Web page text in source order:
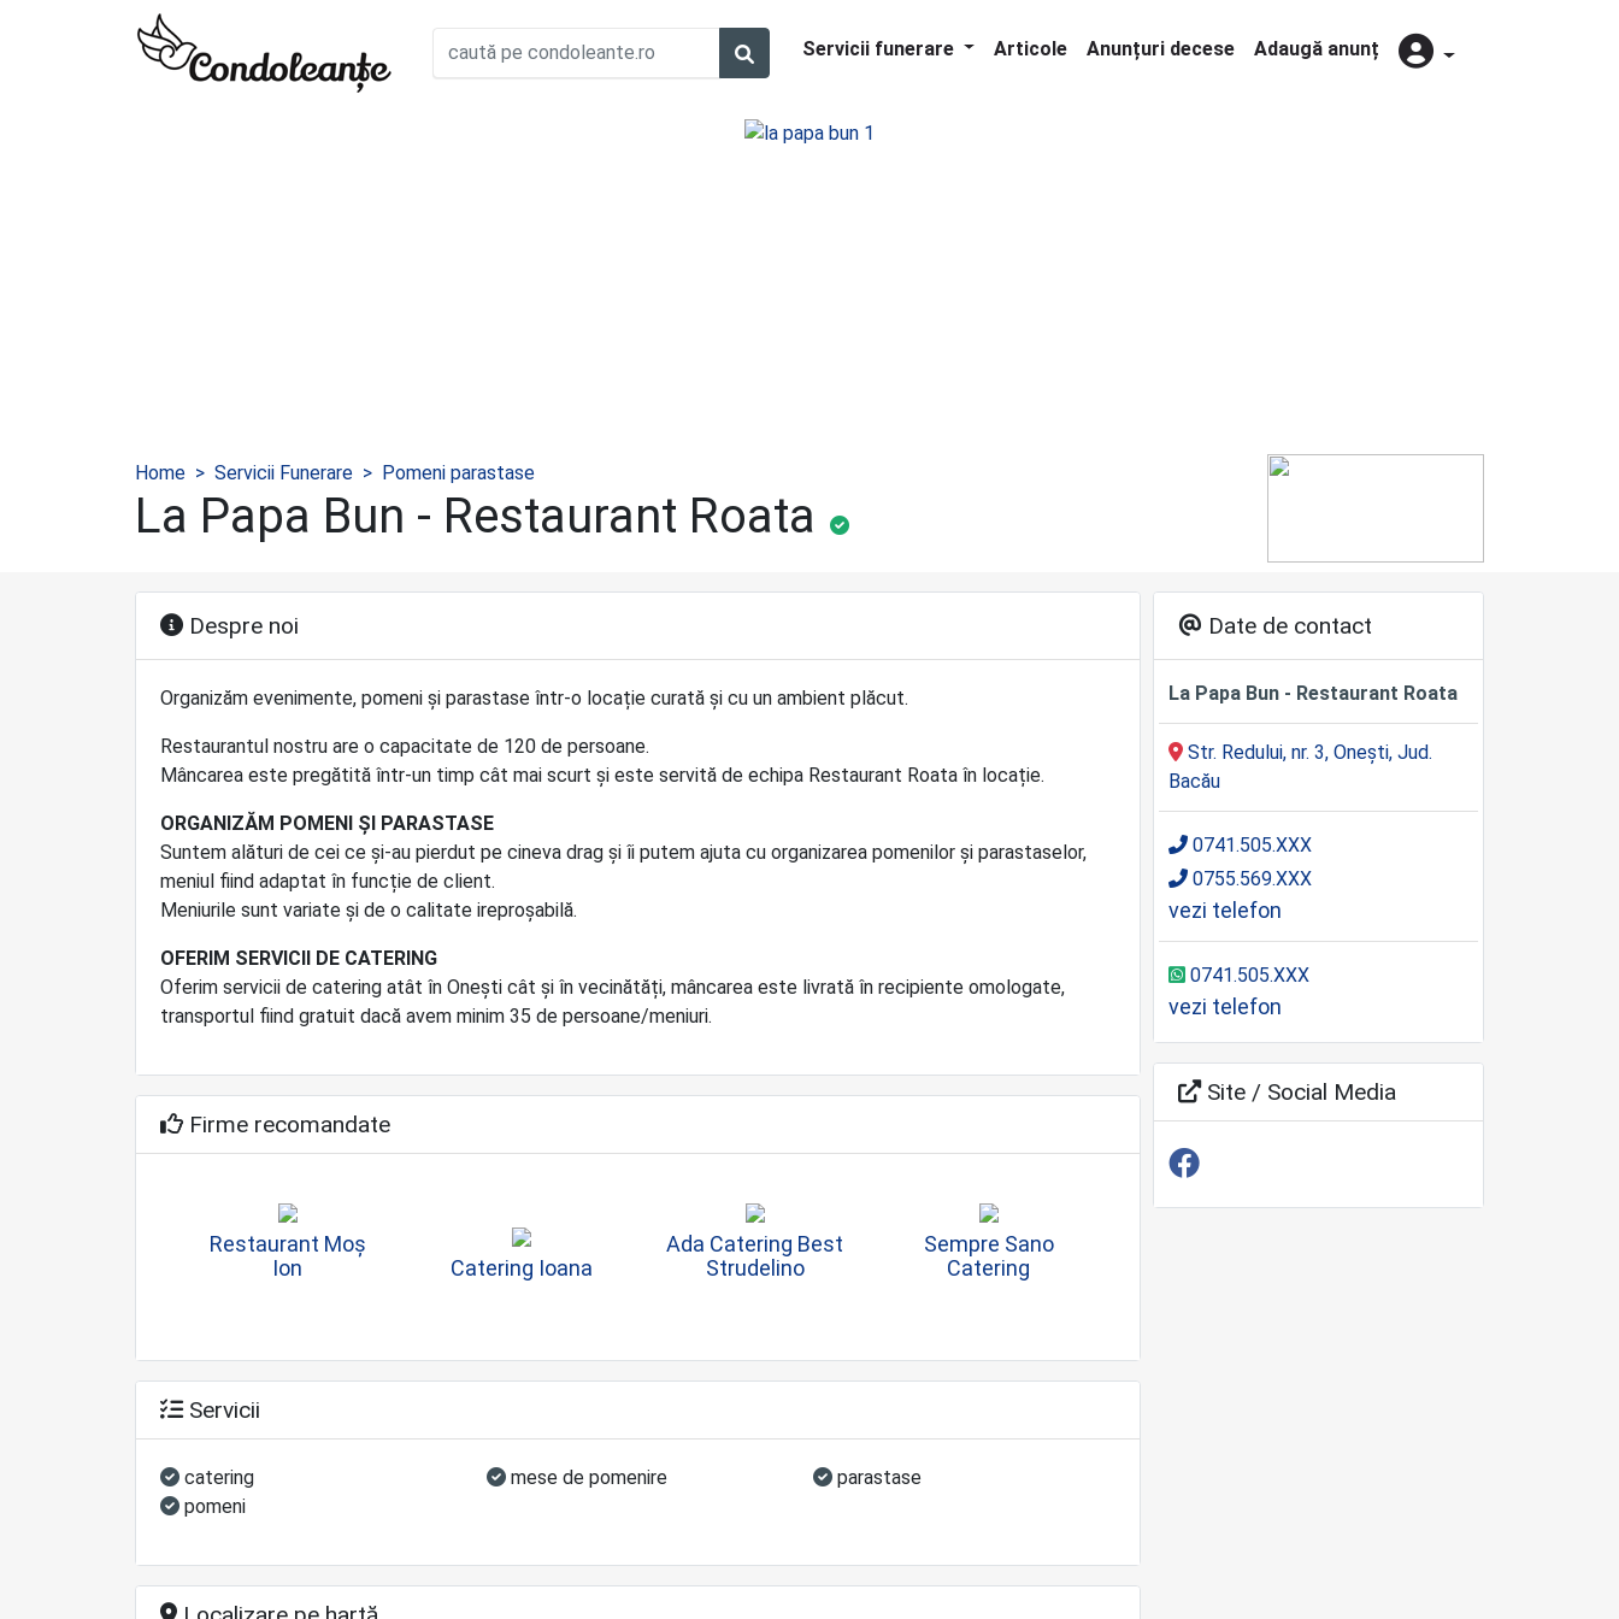
Servicii funerare Articole Anunțuri decese Adaugă anunț
Home Servicii Funerare Pomeni parastase
La Papa Bun - Restaurant Roata
Despre noi
Organizăm evenimente, pomeni și parastase într-o locație curată și cu un ambient plăcut.
Restaurantul nostru are o capacitate de 120 de persoane.
Mâncarea este pregătită într-un timp cât mai scurt și este servită de echipa Restaurant Roata în locație.
ORGANIZĂM POMENI ȘI PARASTASE
Suntem alături de cei ce și-au pierdut pe cineva drag și îi putem ajuta cu organizarea pomenilor și parastaselor,
meniul fiind adaptat în funcție de client.
Meniurile sunt variate și de o calitate ireproșabilă.
OFERIM SERVICII DE CATERING
Oferim servicii de catering atât în Onești cât și în vecinătăți, mâncarea este livrată în recipiente omologate,
transportul fiind gratuit dacă avem minim 35 de persoane/meniuri.
Firme recomandate
Restaurant Moș
Ion
Catering Ioana
Ada Catering Best
Strudelino
Sempre Sano
Catering
Servicii
catering mese de pomenire
parastase
pomeni
Date de contact
La Papa Bun - Restaurant Roata
Str. Redului, nr. 3, Onești, Jud.
Bacău
0741.505.XXX
0755.569.XXX
vezi telefon
0741.505.XXX
vezi telefon
Site / Social Media